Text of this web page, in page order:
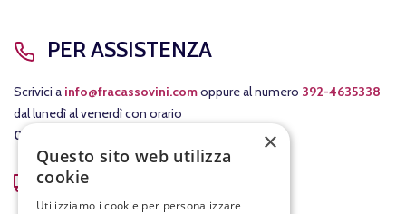
PER ASSISTENZA
Scrivici a info@fracassovini.comoppure al numero 392-4635338
dal lunedì al venerdì con orario
08:00-12:30
COSTI DI SPEDIZIONE
×
Questo sito web utilizza
cookie
Utilizziamo i cookie per personalizzare